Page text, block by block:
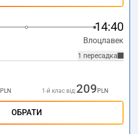
14:40
Влоцлавек
1 пересадка
PLN 1-й клас від:209 PLN
ОБРАТИ